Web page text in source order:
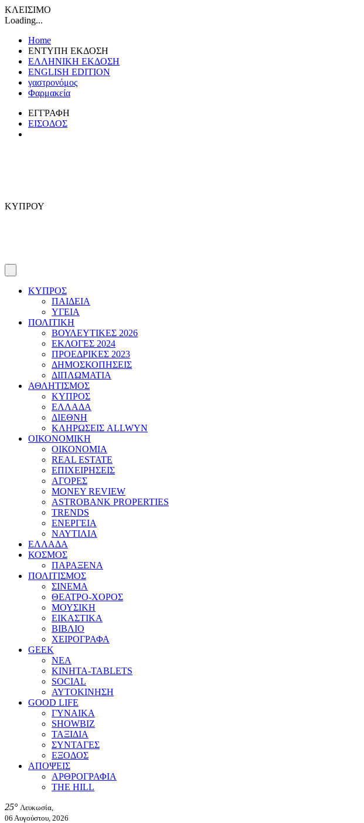
ΚΛΕΙΣΙΜΟ
Loading...
Home
ΕΝΤΥΠΗ ΕΚΔΟΣΗ
ΕΛΛΗΝΙΚΗ ΕΚΔΟΣΗ
ENGLISH EDITION
γαστρονόμος
Φαρμακεία
ΕΓΓΡΑΦΗ
ΕΙΣΟΔΟΣ
ΚΥΠΡΟΥ
ΚΥΠΡΟΣ
ΠΑΙΔΕΙΑ
ΥΓΕΙΑ
ΠΟΛΙΤΙΚΗ
ΒΟΥΛΕΥΤΙΚΕΣ 2026
ΕΚΛΟΓΕΣ 2024
ΠΡΟΕΔΡΙΚΕΣ 2023
ΔΗΜΟΣΚΟΠΗΣΕΙΣ
ΔΙΠΛΩΜΑΤΙΑ
ΑΘΛΗΤΙΣΜΟΣ
ΚΥΠΡΟΣ
ΕΛΛΑΔΑ
ΔΙΕΘΝΗ
ΚΛΗΡΩΣΕΙΣ ALLWYN
ΟΙΚΟΝΟΜΙΚΗ
ΟΙΚΟΝΟΜΙΑ
REAL ESTATE
ΕΠΙΧΕΙΡΗΣΕΙΣ
ΑΓΟΡΕΣ
MONEY REVIEW
ASTROBANK PROPERTIES
TRENDS
ΕΝΕΡΓΕΙΑ
ΝΑΥΤΙΛΙΑ
ΕΛΛΑΔΑ
ΚΟΣΜΟΣ
ΠΑΡΑΞΕΝΑ
ΠΟΛΙΤΙΣΜΟΣ
ΣΙΝΕΜΑ
ΘΕΑΤΡΟ-ΧΟΡΟΣ
ΜΟΥΣΙΚΗ
ΕΙΚΑΣΤΙΚΑ
ΒΙΒΛΙΟ
ΧΕΙΡΟΓΡΑΦΑ
GEEK
ΝΕΑ
ΚΙΝΗΤΑ-TABLETS
SOCIAL
ΑΥΤΟΚΙΝΗΣΗ
GOOD LIFE
ΓΥΝΑΙΚΑ
SHOWBIZ
ΤΑΞΙΔΙΑ
ΣΥΝΤΑΓΕΣ
ΕΞΟΔΟΣ
ΑΠΟΨΕΙΣ
ΑΡΘΡΟΓΡΑΦΙΑ
THE HILL
25° Λευκωσία,
06 Αυγούστου, 2026